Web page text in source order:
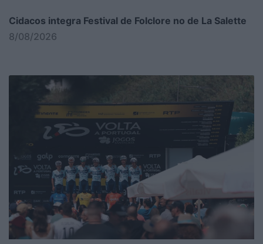
Cidacos integra Festival de Folclore no de La Salette
8/08/2026